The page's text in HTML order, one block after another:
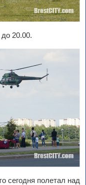
20.00.
сегодня полетал над